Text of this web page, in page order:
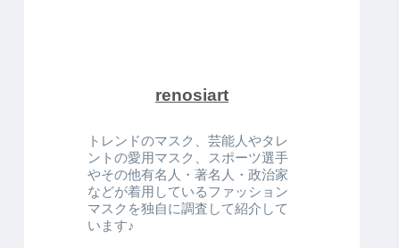
renosiart
トレンドのマスク、芸能人やタレ
ントの愛用マスク、スポーツ選手
やその他有名人・著名人・政治家
などが着用しているファッション
マスクを独自に調査して紹介して
います♪